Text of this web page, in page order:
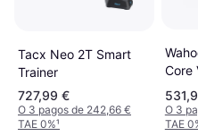
Tacx Neo 2T Smart
Trainer
727,99 €
O 3 pagos de 242,66 €
TAE 0%¹
Core
O 3
TAE